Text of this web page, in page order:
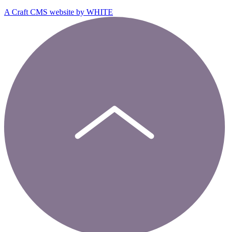
A Craft CMS website by WHITE